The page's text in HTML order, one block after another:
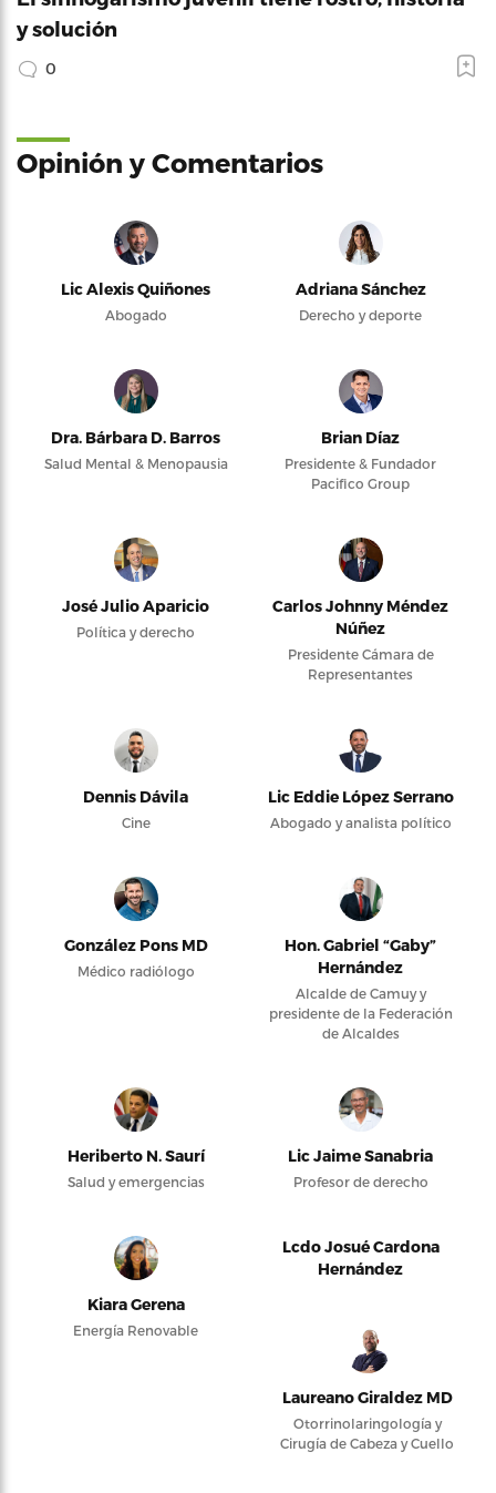
y solución
0
Opinión y Comentarios
Lic Alexis Quiñones
Abogado
Adriana Sánchez
Derecho y deporte
Dra. Bárbara D. Barros
Salud Mental & Menopausia
Brian Díaz
Presidente & Fundador
Pacifico Group
José Julio Aparicio
Política y derecho
Carlos Johnny Méndez
Núñez
Presidente Cámara de
Representantes
Dennis Dávila
Cine
Lic Eddie López Serrano
Abogado y analista político
González Pons MD
Médico radiólogo
Hon. Gabriel “Gaby”
Hernández
Alcalde de Camuy y
presidente de la Federación
de Alcaldes
Heriberto N. Saurí
Salud y emergencias
Lic Jaime Sanabria
Profesor de derecho
Kiara Gerena
Energía Renovable
Lcdo Josué Cardona
Hernández
Laureano Giraldez MD
Otorrinolaringología y
Cirugía de Cabeza y Cuello